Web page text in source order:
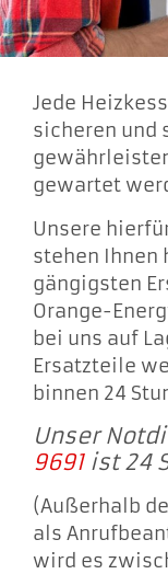
Jede
sicheren und
gewartet
Unsere
stehen Ihnen
gängigsten
Orange-
bei uns auf
Ersatzteile
binnen 24
Unser
9691ist 24
(Außerhalb
als
wird es